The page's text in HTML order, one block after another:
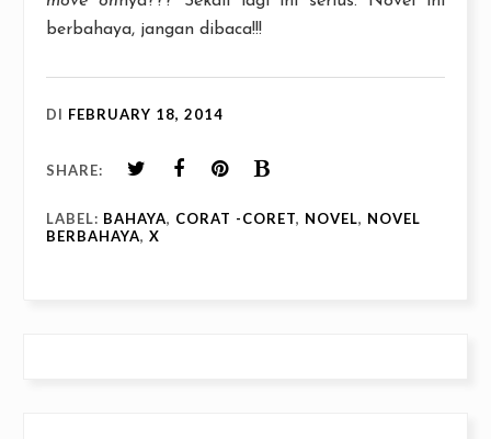
berbahaya, jangan dibaca!!!
DI FEBRUARY 18, 2014
SHARE:
LABEL: BAHAYA, CORAT -CORET, NOVEL, NOVEL
BERBAHAYA, X